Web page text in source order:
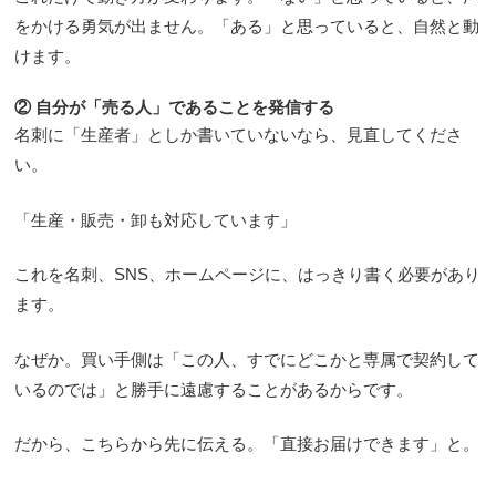
をかける勇気が出ません。「ある」と思っていると、自然と動
けます。
② 自分が「売る人」であることを発信する
名刺に「生産者」としか書いていないなら、見直してくださ
い。
「生産・販売・卸も対応しています」
これを名刺、SNS、ホームページに、はっきり書く必要があり
ます。
なぜか。買い手側は「この人、すでにどこかと専属で契約して
いるのでは」と勝手に遠慮することがあるからです。
だから、こちらから先に伝える。「直接お届けできます」と。